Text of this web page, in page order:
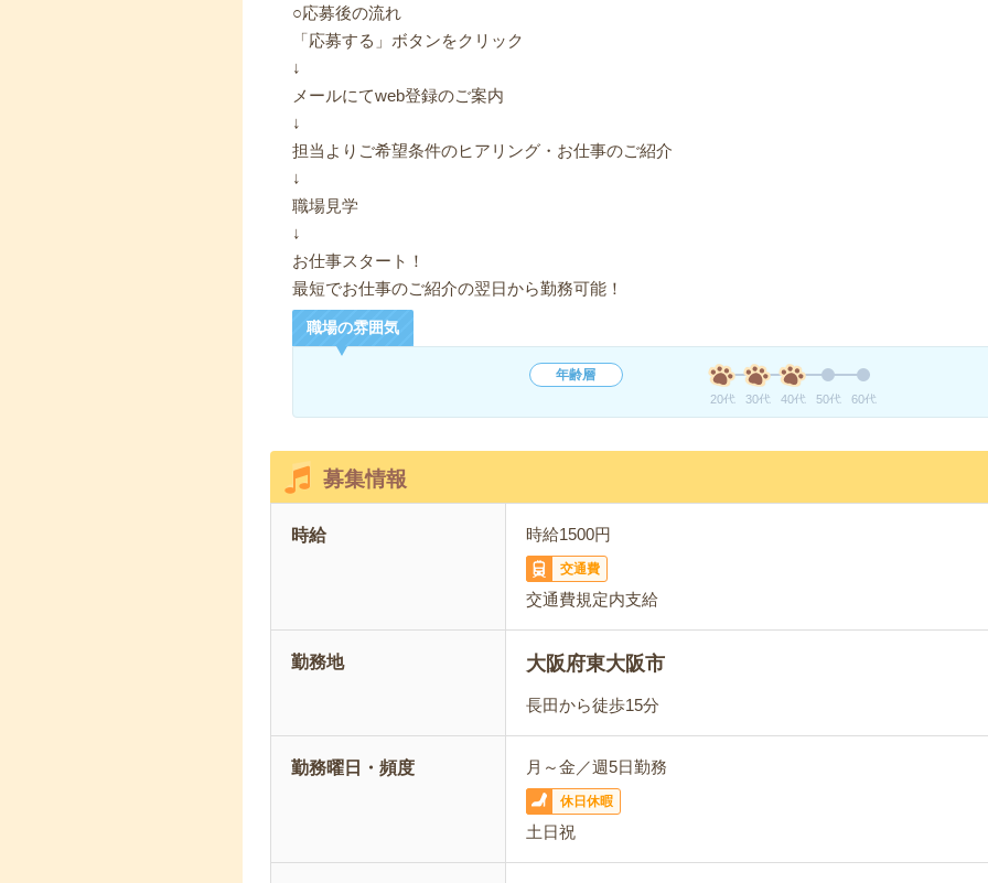
○応募後の流れ
「応募する」ボタンをクリック
↓
メールにてweb登録のご案内
↓
担当よりご希望条件のヒアリング・お仕事のご紹介
↓
職場見学
↓
お仕事スタート！
最短でお仕事のご紹介の翌日から勤務可能！
職場の雰囲気
年齢層
20代 30代 40代 50代 60代
募集情報
時給 時給1500円
交通費
交通費規定内支給
勤務地 大阪府東大阪市
長田から徒歩15分
勤務曜日・頻度 月～金／週5日勤務
休日休暇
土日祝